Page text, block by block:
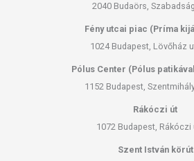
2040 Budaörs,
Fény utcai piac (Príma
1024 Budapest, Lövőház
Pólus Center (Pólus
1152 Budapest,
Rákóczi út
1072 Budapest, Rákóczi
Szent István körút